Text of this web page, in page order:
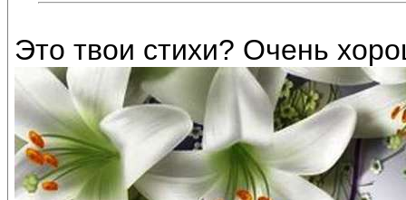
Это твои стихи? Очень